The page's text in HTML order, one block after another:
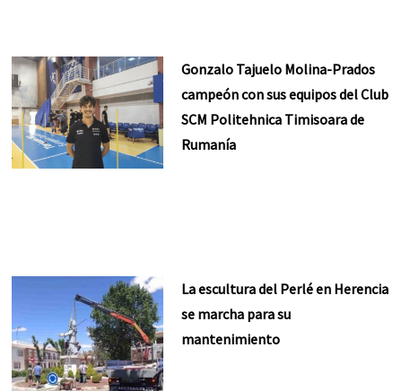
Gonzalo Tajuelo Molina-Prados
campeón con sus equipos del Club
SCM Politehnica Timisoara de
Rumanía
La escultura del Perlé en Herencia
se marcha para su
mantenimiento